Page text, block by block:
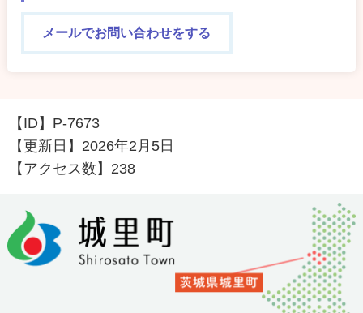
メールでお問い合わせをする
【ID】 P-7673
【更新日】 2026年2月5日
【アクセス数】 238